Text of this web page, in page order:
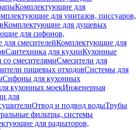
Комплектующие для
для унитазов, писсуаров,
Комплектующие для душевых
для сифонов,
смесителейКомплектующие для
Сантехника для кухниКухонные
смесителямиСмесители для
пищевых отходовСистемы для
Сифоны для кухонных
кухонных моекИнженерная
для
Отвод и подвод водыТрубы
фильтры, системы
для радиаторов,